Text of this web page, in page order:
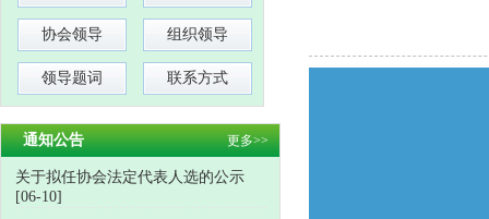
协会领导 组织领导
领导题词 联系方式
通知公告 更多>>
关于拟任协会法定代表人选的公示
[06-10]